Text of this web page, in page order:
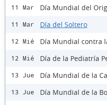
11 Mar Día Mundial del
11 Mar Día del Soltero
12 Mié Día Mundial contra
12 Mié Día de la Pediatría
13 Jue Día Mundial de la
13 Jue
Día Mundial de la